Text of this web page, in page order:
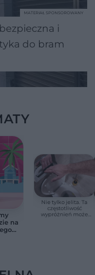
i
do bram
MATERIAŁ SPONSOROWANY
na
Nie tylko jelita. Ta
częstotliwość
wypróżnień może